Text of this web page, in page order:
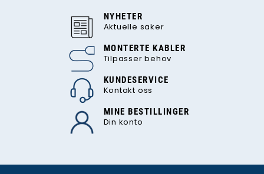
NYHETER
Aktuelle saker
MONTERTE KABLER
Tilpasser behov
KUNDESERVICE
Kontakt oss
MINE BESTILLINGER
Din konto